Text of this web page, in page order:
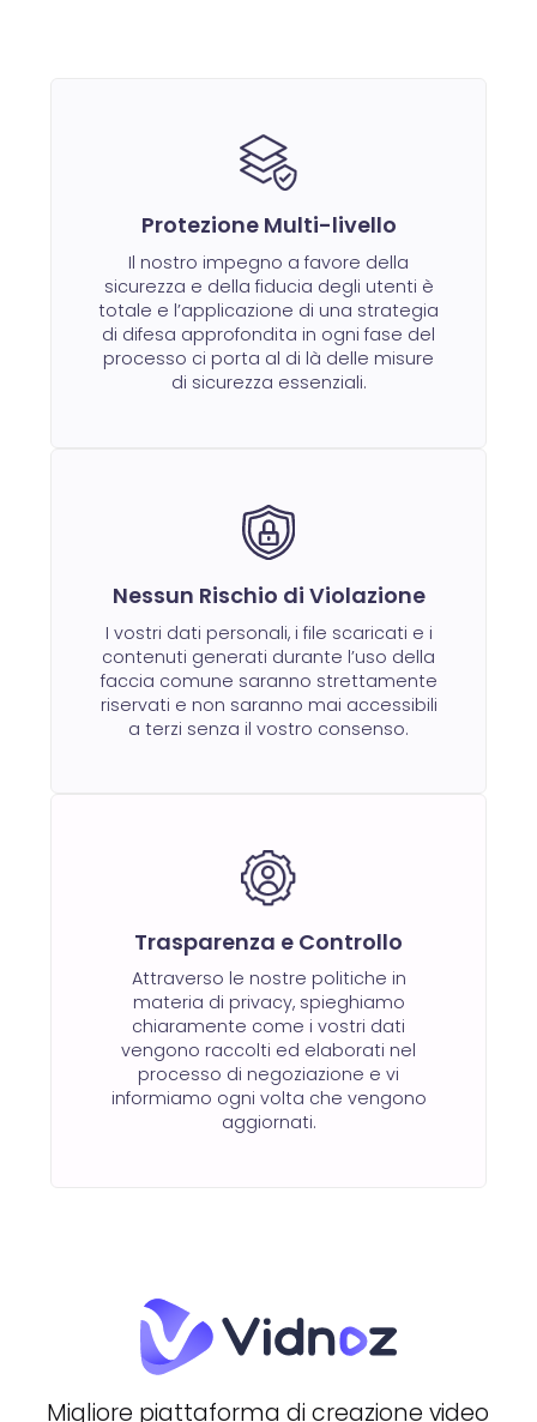
Protezione Multi-livello
Il nostro impegno a favore della
sicurezza e della fiducia degli utenti è
totale e l’applicazione di una strategia
di difesa approfondita in ogni fase del
processo ci porta al di là delle misure
di sicurezza essenziali.
Nessun Rischio di Violazione
I vostri dati personali, i file scaricati e i
contenuti generati durante l’uso della
faccia comune saranno strettamente
riservati e non saranno mai accessibili
a terzi senza il vostro consenso.
Trasparenza e Controllo
Attraverso le nostre politiche in
materia di privacy, spieghiamo
chiaramente come i vostri dati
vengono raccolti ed elaborati nel
processo di negoziazione e vi
informiamo ogni volta che vengono
aggiornati.
Migliore piattaforma di creazione video